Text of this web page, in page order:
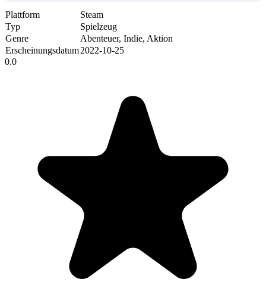
Plattform
Steam
Typ
Spielzeug
Genre
Abenteuer, Indie, Aktion
Erscheinungsdatum2022-10-25
0.0